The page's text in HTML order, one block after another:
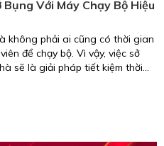
Với Máy Chạy Bộ Hiệu
không phải ai cũng có thời gian
để chạy bộ. Vì vậy, việc sở
sẽ là giải pháp tiết kiệm thời